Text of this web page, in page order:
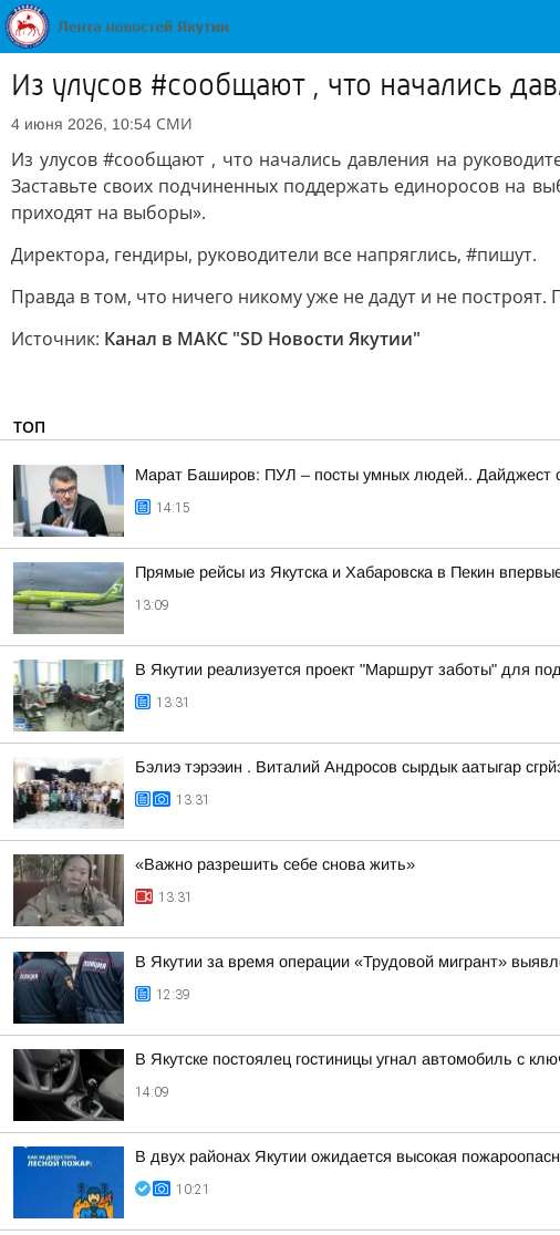
Из улусов #сообщают , что начались
4 июня 2026, 10:54 СМИ
Из улусов #сообщают , что начались давления на
Заставьте своих подчиненных поддержать единоросов на
приходят на выборы».
Директора, гендиры, руководители все напряглись, #пишут.
Правда в том, что ничего никому уже не дадут и не построят.
Источник: Канал в МАКС "SD Новости Якутии"
ТОП
Марат Баширов: ПУЛ – посты умных людей.. Дайджест
14:15
Прямые рейсы из Якутска и Хабаровска в Пекин
13:09
В Якутии реализуется проект "Маршрут заботы" для
13:31
Бэлиэ тэрээин . Виталий Андросов сырдык аатыгар
13:31
«Важно разрешить себе снова жить»
13:31
В Якутии за время операции «Трудовой мигрант»
12:39
В Якутске постоялец гостиницы угнал автомобиль с
14:09
В двух районах Якутии ожидается высокая
10:21